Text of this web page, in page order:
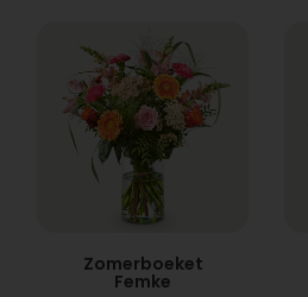
Zomerboeket
Femke